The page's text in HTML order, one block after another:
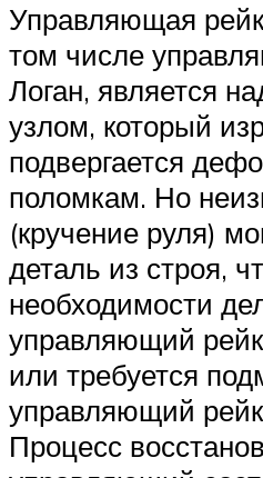
Управляющая
том числе
Логан, является
узлом, который
подвергается
поломкам. Но
(кручение руля)
деталь из строя,
необходимости
управляющий
или требуется
управляющий
Процесс